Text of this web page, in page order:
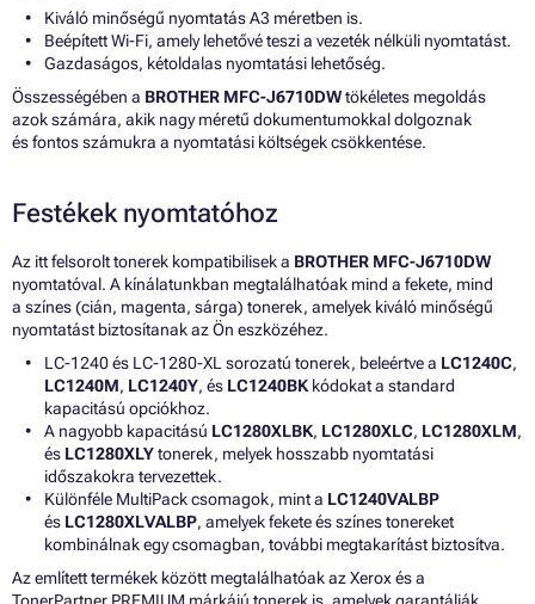
Kiváló minőségű nyomtatás A3 méretben is.
Beépített Wi-Fi, amely lehetővé teszi a vezeték nélküli nyomtatást.
Gazdaságos, kétoldalas nyomtatási lehetőség.
Összességében a BROTHER MFC-J6710DWtökéletes megoldás
azok számára, akik nagy méretű dokumentumokkal dolgoznak
és fontos számukra a nyomtatási költségek csökkentése.
Festékek nyomtatóhoz
Az itt felsorolt tonerek kompatibilisek a BROTHER MFC-J6710DW
nyomtatóval. A kínálatunkban megtalálhatóak mind a fekete, mind
a színes (cián, magenta, sárga) tonerek, amelyek kiváló minőségű
nyomtatást biztosítanak az Ön eszközéhez.
LC-1240 és LC-1280-XL sorozatú tonerek, beleértve a LC1240C,
LC1240M, LC1240Y, és LC1240BK kódokat a standard
kapacitású opciókhoz.
A nagyobb kapacitású LC1280XLBK, LC1280XLC, LC1280XLM,
és LC1280XLYtonerek, melyek hosszabb nyomtatási
időszakokra tervezettek.
Különféle MultiPack csomagok, mint a LC1240VALBP
és LC1280XLVALBP, amelyek fekete és színes tonereket
kombinálnak egy csomagban, további megtakarítást biztosítva.
Az említett termékek között megtalálhatóak az Xerox és a